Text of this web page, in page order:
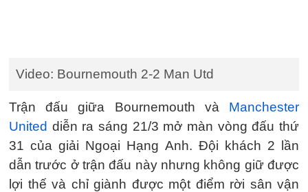
Video: Bournemouth 2-2 Man Utd
Trận đấu giữa Bournemouth và Manchester
United diễn ra sáng 21/3 mở màn vòng đấu thứ
31 của giải Ngoại Hạng Anh. Đội khách 2 lần
dẫn trước ở trận đấu này nhưng không giữ được
lợi thế và chỉ giành được một điểm rời sân vận